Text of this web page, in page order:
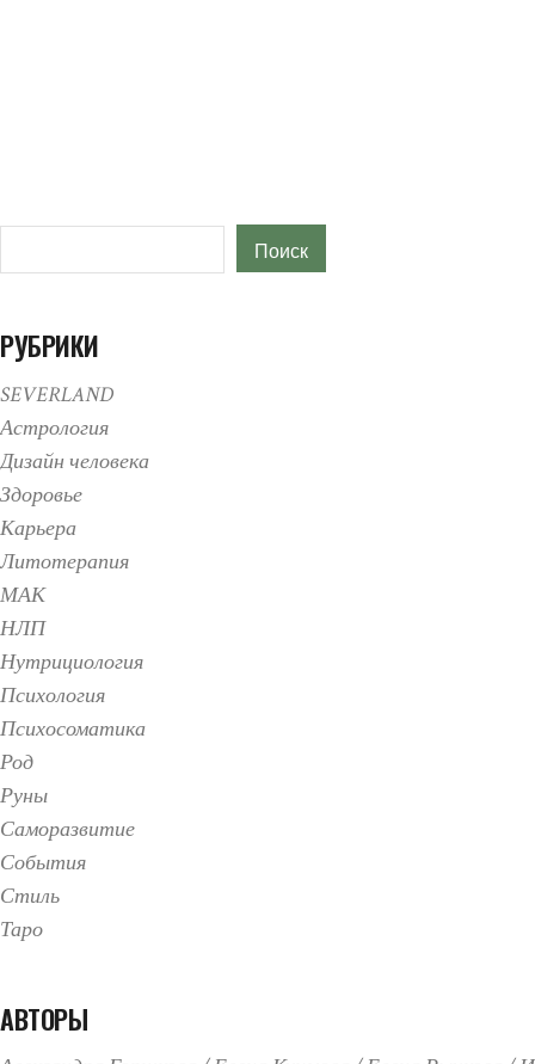
Поиск
РУБРИКИ
SEVERLAND
Астрология
Дизайн человека
Здоровье
Карьера
Литотерапия
МАК
НЛП
Нутрициология
Психология
Психосоматика
Род
Руны
Саморазвитие
События
Стиль
Таро
АВТОРЫ